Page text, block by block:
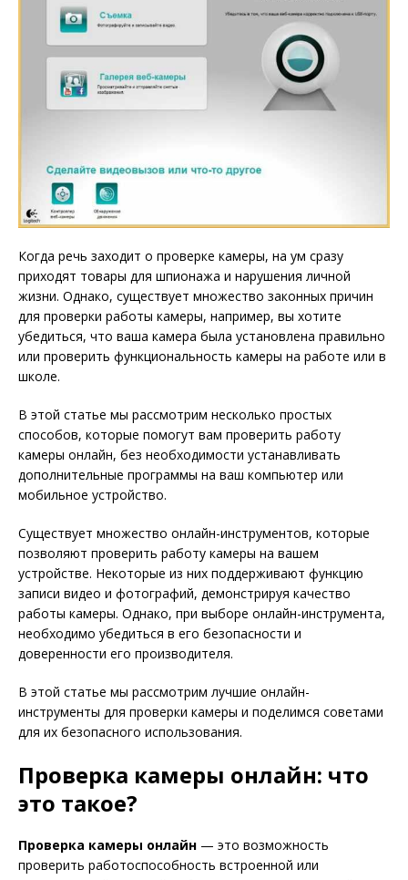
Когда речь заходит о проверке камеры, на ум сразу
приходят товары для шпионажа и нарушения личной
жизни. Однако, существует множество законных причин
для проверки работы камеры, например, вы хотите
убедиться, что ваша камера была установлена правильно
или проверить функциональность камеры на работе или в
школе.
В этой статье мы рассмотрим несколько простых
способов, которые помогут вам проверить работу
камеры онлайн, без необходимости устанавливать
дополнительные программы на ваш компьютер или
мобильное устройство.
Существует множество онлайн-инструментов, которые
позволяют проверить работу камеры на вашем
устройстве. Некоторые из них поддерживают функцию
записи видео и фотографий, демонстрируя качество
работы камеры. Однако, при выборе онлайн-инструмента,
необходимо убедиться в его безопасности и
доверенности его производителя.
В этой статье мы рассмотрим лучшие онлайн-
инструменты для проверки камеры и поделимся советами
для их безопасного использования.
Проверка камеры онлайн: что
это такое?
Проверка камеры онлайн — это возможность
проверить работоспособность встроенной или